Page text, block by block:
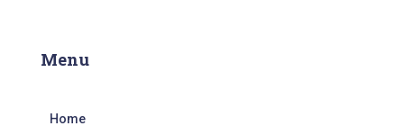
Menu
Home